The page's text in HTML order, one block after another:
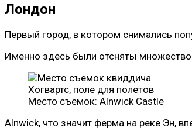
Лондон
Первый город, в котором снимались
Именно здесь были отсняты
Хогвартс, поле для полетов
Место съемок: Alnwick Castle
Alnwick, что значит ферма на реке Эн,